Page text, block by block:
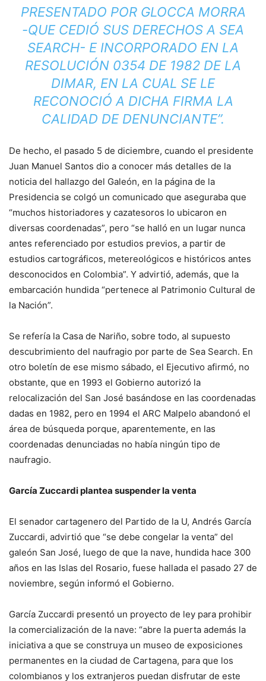
PRESENTADO POR GLOCCA MORRA
-QUE CEDIÓ SUS DERECHOS A SEA
SEARCH- E INCORPORADO EN LA
RESOLUCIÓN 0354 DE 1982 DE LA
DIMAR, EN LA CUAL SE LE
RECONOCIÓ A DICHA FIRMA LA
CALIDAD DE DENUNCIANTE”.
De hecho, el pasado 5 de diciembre, cuando el presidente
Juan Manuel Santos dio a conocer más detalles de la
noticia del hallazgo del Galeón, en la página de la
Presidencia se colgó un comunicado que aseguraba que
“muchos historiadores y cazatesoros lo ubicaron en
diversas coordenadas”, pero “se halló en un lugar nunca
antes referenciado por estudios previos, a partir de
estudios cartográficos, metereológicos e históricos antes
desconocidos en Colombia”. Y advirtió, además, que la
embarcación hundida “pertenece al Patrimonio Cultural de
la Nación”.
Se refería la Casa de Nariño, sobre todo, al supuesto
descubrimiento del naufragio por parte de Sea Search. En
otro boletín de ese mismo sábado, el Ejecutivo afirmó, no
obstante, que en 1993 el Gobierno autorizó la
relocalización del San José basándose en las coordenadas
dadas en 1982, pero en 1994 el ARC Malpelo abandonó el
área de búsqueda porque, aparentemente, en las
coordenadas denunciadas no había ningún tipo de
naufragio.
García Zuccardi plantea suspender la venta
El senador cartagenero del Partido de la U, Andrés García
Zuccardi, advirtió que “se debe congelar la venta” del
galeón San José, luego de que la nave, hundida hace 300
años en las Islas del Rosario, fuese hallada el pasado 27 de
noviembre, según informó el Gobierno.
García Zuccardi presentó un proyecto de ley para prohibir
la comercialización de la nave: “abre la puerta además la
iniciativa a que se construya un museo de exposiciones
permanentes en la ciudad de Cartagena, para que los
colombianos y los extranjeros puedan disfrutar de este